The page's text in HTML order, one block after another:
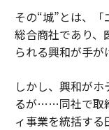
その“城”とは、
総合商社であり、
られる興和が手が
しかし、興和が
るが……同社で取
ィ事業を統括する